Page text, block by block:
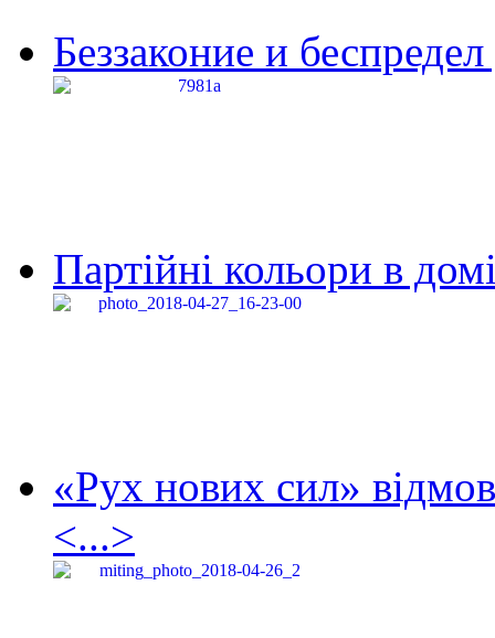
Беззаконие и
Партійні кольори в
«Рух нових сил»
<...>